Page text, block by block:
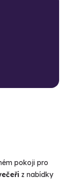
pokoji pro
z nabídky